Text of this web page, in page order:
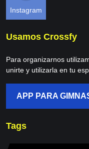
Instagram
Usamos Crossfy
Para organizarnos
unirte y utilizarla en tu
APP PARA
Tags